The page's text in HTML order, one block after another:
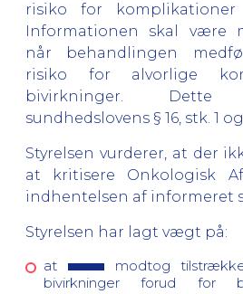
risiko for
Informationen skal være
når behandlingen
risiko for alvorlige
bivirkninger.
sundhedslovens § 16, stk. 1
Styrelsen vurderer, at der
at kritisere Onkologisk
indhentelsen af informeret
Styrelsen har lagt vægt på:
at
modtog
bivirkninger forud for